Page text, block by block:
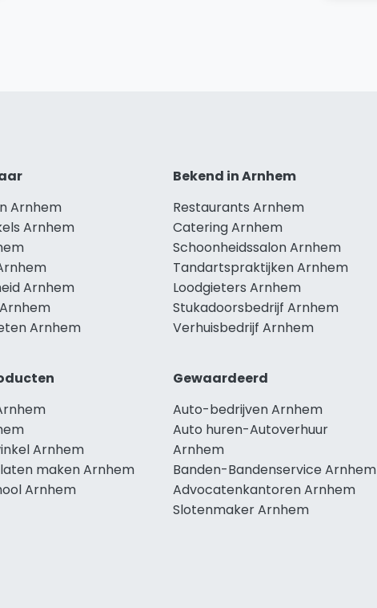
Arnhem
Arnhem
Arnhem
Arnhem
Bekend in Arnhem
Restaurants Arnhem
Catering Arnhem
Schoonheidssalon Arnhem
Tandartspraktijken Arnhem
Loodgieters Arnhem
Stukadoorsbedrijf Arnhem
Verhuisbedrijf Arnhem
Arnhem
maken Arnhem
Arnhem
Gewaardeerd
Auto-bedrijven Arnhem
Auto huren-Autoverhuur
Arnhem
Banden-Bandenservice Arnhem
Advocatenkantoren Arnhem
Slotenmaker Arnhem